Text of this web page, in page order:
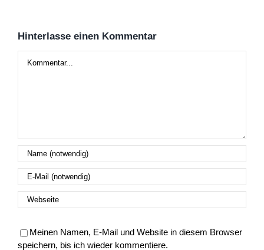
Hinterlasse einen Kommentar
Meinen Namen, E-Mail und Website in diesem Browser
speichern, bis ich wieder kommentiere.